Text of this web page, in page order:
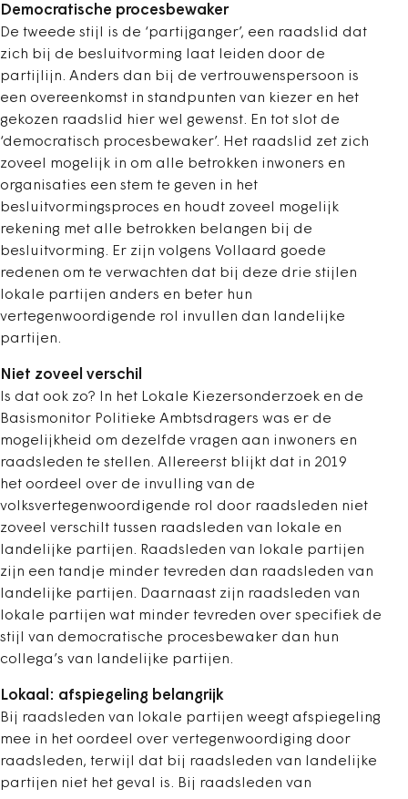
Democratische procesbewaker
De tweede stijl is de ‘partijganger’, een raadslid dat
zich bij de besluitvorming laat leiden door de
partijlijn. Anders dan bij de vertrouwenspersoon is
een overeenkomst in standpunten van kiezer en het
gekozen raadslid hier wel gewenst. En tot slot de
‘democratisch procesbewaker’. Het raadslid zet zich
zoveel mogelijk in om alle betrokken inwoners en
organisaties een stem te geven in het
besluitvormingsproces en houdt zoveel mogelijk
rekening met alle betrokken belangen bij de
besluitvorming. Er zijn volgens Vollaard goede
redenen om te verwachten dat bij deze drie stijlen
lokale partijen anders en beter hun
vertegenwoordigende rol invullen dan landelijke
partijen.
Niet zoveel verschil
Is dat ook zo? In het Lokale Kiezersonderzoek en de
Basismonitor Politieke Ambtsdragers was er de
mogelijkheid om dezelfde vragen aan inwoners en
raadsleden te stellen. Allereerst blijkt dat in 2019
het oordeel over de invulling van de
volksvertegenwoordigende rol door raadsleden niet
zoveel verschilt tussen raadsleden van lokale en
landelijke partijen. Raadsleden van lokale partijen
zijn een tandje minder tevreden dan raadsleden van
landelijke partijen. Daarnaast zijn raadsleden van
lokale partijen wat minder tevreden over specifiek de
stijl van democratische procesbewaker dan hun
collega’s van landelijke partijen.
Lokaal: afspiegeling belangrijk
Bij raadsleden van lokale partijen weegt afspiegeling
mee in het oordeel over vertegenwoordiging door
raadsleden, terwijl dat bij raadsleden van landelijke
partijen niet het geval is. Bij raadsleden van